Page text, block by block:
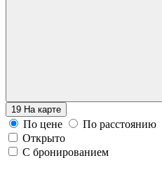
19 На карте
По цене
По расстоянию
Открыто
С бронированием